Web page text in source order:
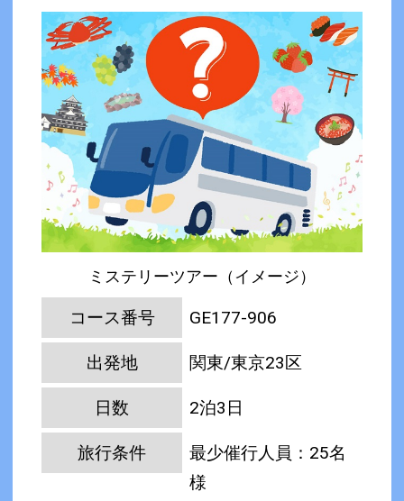
ミステリーツアー（イメージ）
コース番号 GE177-906
出発地 関東/東京23区
日数 2泊3日
旅行条件
最少催行人員：25名
様